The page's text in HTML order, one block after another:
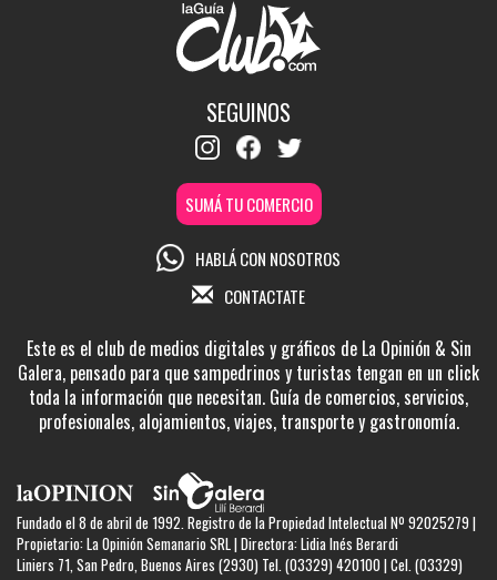
SEGUINOS
SUMÁ TU COMERCIO
HABLÁ CON NOSOTROS
CONTACTATE
Este es el club de medios digitales y gráficos de La Opinión & Sin
Galera, pensado para que sampedrinos y turistas tengan en un click
toda la información que necesitan. Guía de comercios, servicios,
profesionales, alojamientos, viajes, transporte y gastronomía.
Fundado el 8 de abril de 1992. Registro de la Propiedad Intelectual Nº 92025279 |
Propietario: La Opinión Semanario SRL | Directora: Lidia Inés Berardi
Liniers 71, San Pedro, Buenos Aires (2930) Tel. (03329) 420100 | Cel. (03329)